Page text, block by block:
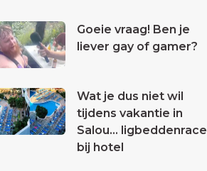
Goeie vraag! Ben je
liever gay of gamer?
Wat je dus niet wil
tijdens vakantie in
Salou... ligbeddenrace
bij hotel